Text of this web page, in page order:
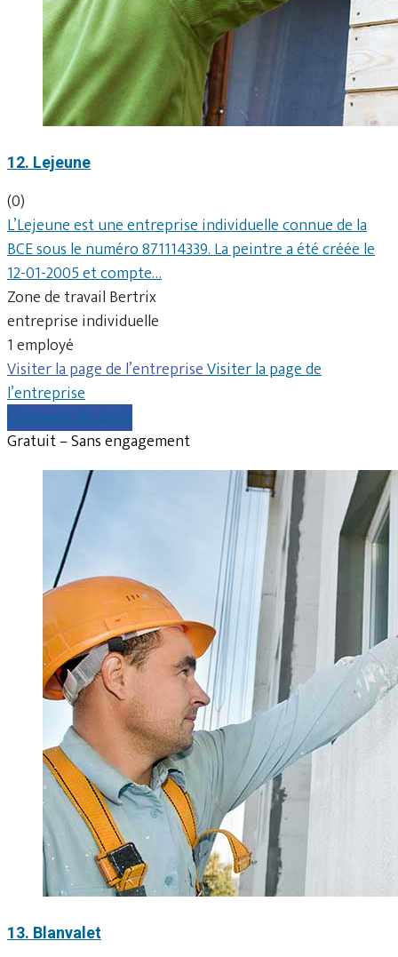
12. Lejeune
(0)
L’Lejeune est une entreprise individuelle connue de la
BCE sous le numéro 871114339. La peintre a été créée le
12-01-2005 et compte…
Zone de travail Bertrix
entreprise individuelle
1 employé
Visiter la page de l’entrepriseVisiter la page de
l’entreprise
Comparer les devis
Gratuit – Sans engagement
13. Blanvalet